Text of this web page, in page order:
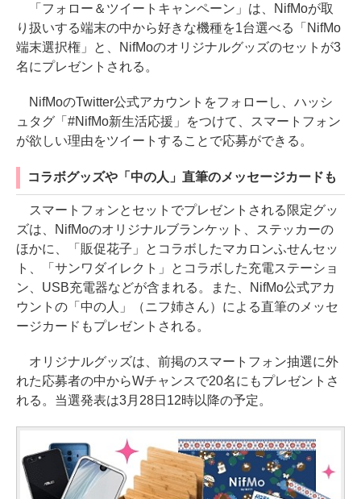
「フォロー＆ツイートキャンペーン」は、NifMoが取
り扱いする端末の中から好きな機種を1台選べる「NifMo
端末選択権」と、NifMoのオリジナルグッズのセットが3
名にプレゼントされる。
NifMoのTwitter公式アカウントをフォローし、ハッシ
ュタグ「#NifMo新生活応援」をつけて、スマートフォン
が欲しい理由をツイートすることで応募ができる。
コラボグッズや「中の人」直筆のメッセージカードも
スマートフォンとセットでプレゼントされる限定グッ
ズは、NifMoのオリジナルブランケット、ステッカーの
ほかに、「販促花子」とコラボしたマカロンふせんセッ
ト、「サンワダイレクト」とコラボした充電ステーショ
ン、USB充電器などが含まれる。また、NifMo公式アカ
ウントの「中の人」（ニフ姉さん）による直筆のメッセ
ージカードもプレゼントされる。
オリジナルグッズは、前掲のスマートフォン抽選に外
れた応募者の中からWチャンスで20名にもプレゼントさ
れる。当選発表は3月28日12時以降の予定。